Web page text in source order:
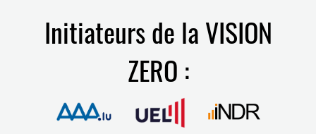
Initiateurs de la VISION
ZERO :